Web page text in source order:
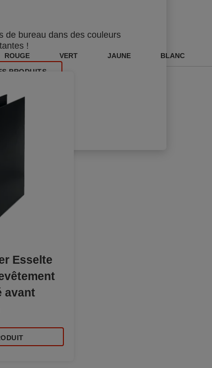
de bureau dans des couleurs
!
PRODUITS
ROUGE VERT JAUNE BLANC
Esselte
avant